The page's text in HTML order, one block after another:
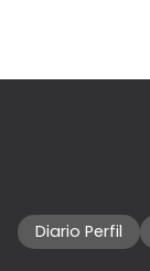
Diario Perfil